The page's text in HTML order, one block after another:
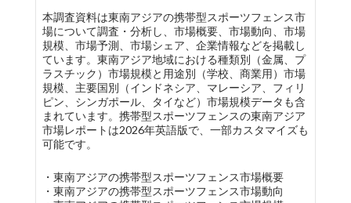
本調査資料は東南アジアの携帯型スポーツフェンス市
場について調査・分析し、市場概要、市場動向、市場
規模、市場予測、市場シェア、企業情報などを掲載し
ています。東南アジア地域における種類別（金属、プ
ラスチック）市場規模と用途別（学校、商業用）市場
規模、主要国別（インドネシア、マレーシア、フィリ
ピン、シンガポール、タイなど）市場規模データも含
まれています。携帯型スポーツフェンスの東南アジア
市場レポートは2026年英語版で、一部カスタマイズも
可能です。
・東南アジアの携帯型スポーツフェンス市場概要
・東南アジアの携帯型スポーツフェンス市場動向